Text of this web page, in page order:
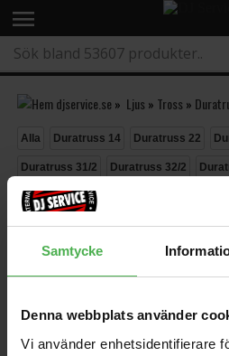
Samtycke
Denna webbplats använder
Vi använder enhetsidentifierare
menu
» Ljus » Tross »
Alla Duratruss 14 Duratruss 22
Duratruss 31/2 Duratruss 32/2
Duratruss 34/3
Duratruss 44/4 Möbler Stativ
Tross Duratruss 44/4